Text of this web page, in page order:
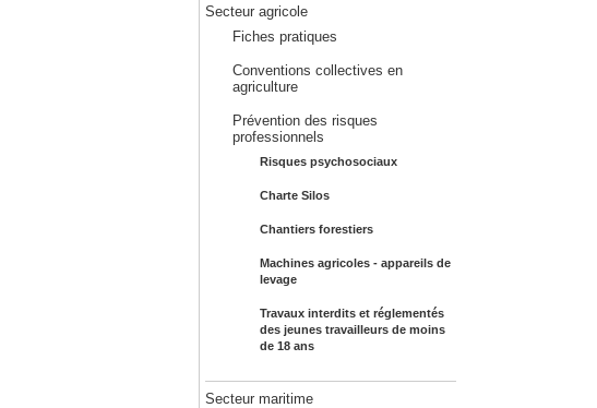
Secteur agricole
Fiches pratiques
Conventions collectives en
agriculture
Prévention des risques
professionnels
Risques psychosociaux
Charte Silos
Chantiers forestiers
Machines agricoles - appareils de
levage
Travaux interdits et réglementés
des jeunes travailleurs de moins
de 18 ans
Secteur maritime